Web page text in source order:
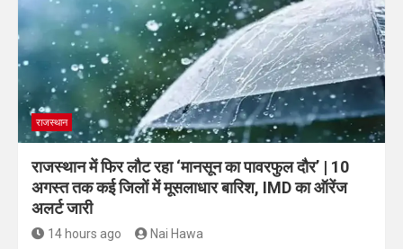
राजस्थान
राजस्थान में फिर लौट रहा ‘मानसून का पावरफुल दौर’ | 10
अगस्त तक कई जिलों में मूसलाधार बारिश, IMD का ऑरेंज
अलर्ट जारी
14 hours ago Nai Hawa